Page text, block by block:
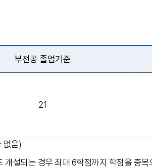
부전공 졸업기준
21
없음)
설되는 경우 최대 6학점까지 학점을 중